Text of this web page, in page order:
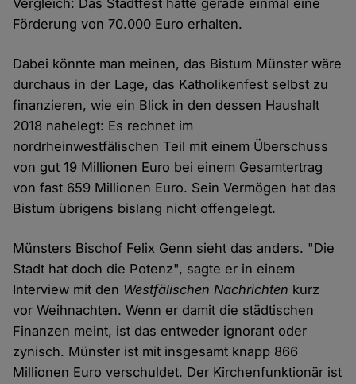
Vergleich: Das Stadtfest hatte gerade einmal eine
Förderung von 70.000 Euro erhalten.
Dabei könnte man meinen, das Bistum Münster wäre
durchaus in der Lage, das Katholikenfest selbst zu
finanzieren, wie ein Blick in den dessen Haushalt
2018 nahelegt: Es rechnet im
nordrheinwestfälischen Teil mit einem Überschuss
von gut 19 Millionen Euro bei einem Gesamtertrag
von fast 659 Millionen Euro. Sein Vermögen hat das
Bistum übrigens bislang nicht offengelegt.
Münsters Bischof Felix Genn sieht das anders. "Die
Stadt hat doch die Potenz", sagte er in einem
Interview mit den Westfälischen Nachrichten kurz
vor Weihnachten. Wenn er damit die städtischen
Finanzen meint, ist das entweder ignorant oder
zynisch. Münster ist mit insgesamt knapp 866
Millionen Euro verschuldet. Der Kirchenfunktionär ist